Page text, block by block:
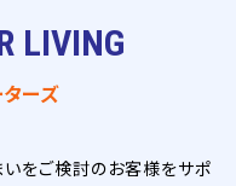
LIVING
ーズ
いをご検討のお客様をサポ